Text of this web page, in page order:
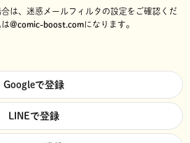
は、迷惑メールフィルタの設定をご確認くだ
@comic-boost.comになります。
Googleで登録
LINEで登録